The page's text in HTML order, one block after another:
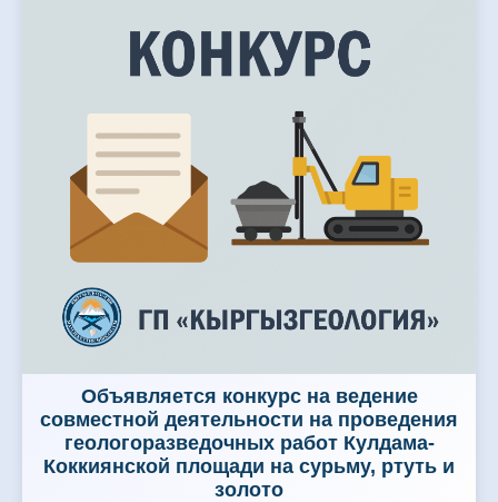
Объявляется конкурс на ведение
совместной деятельности на проведения
геологоразведочных работ Кулдама-
Коккиянской площади на сурьму, ртуть и
золото